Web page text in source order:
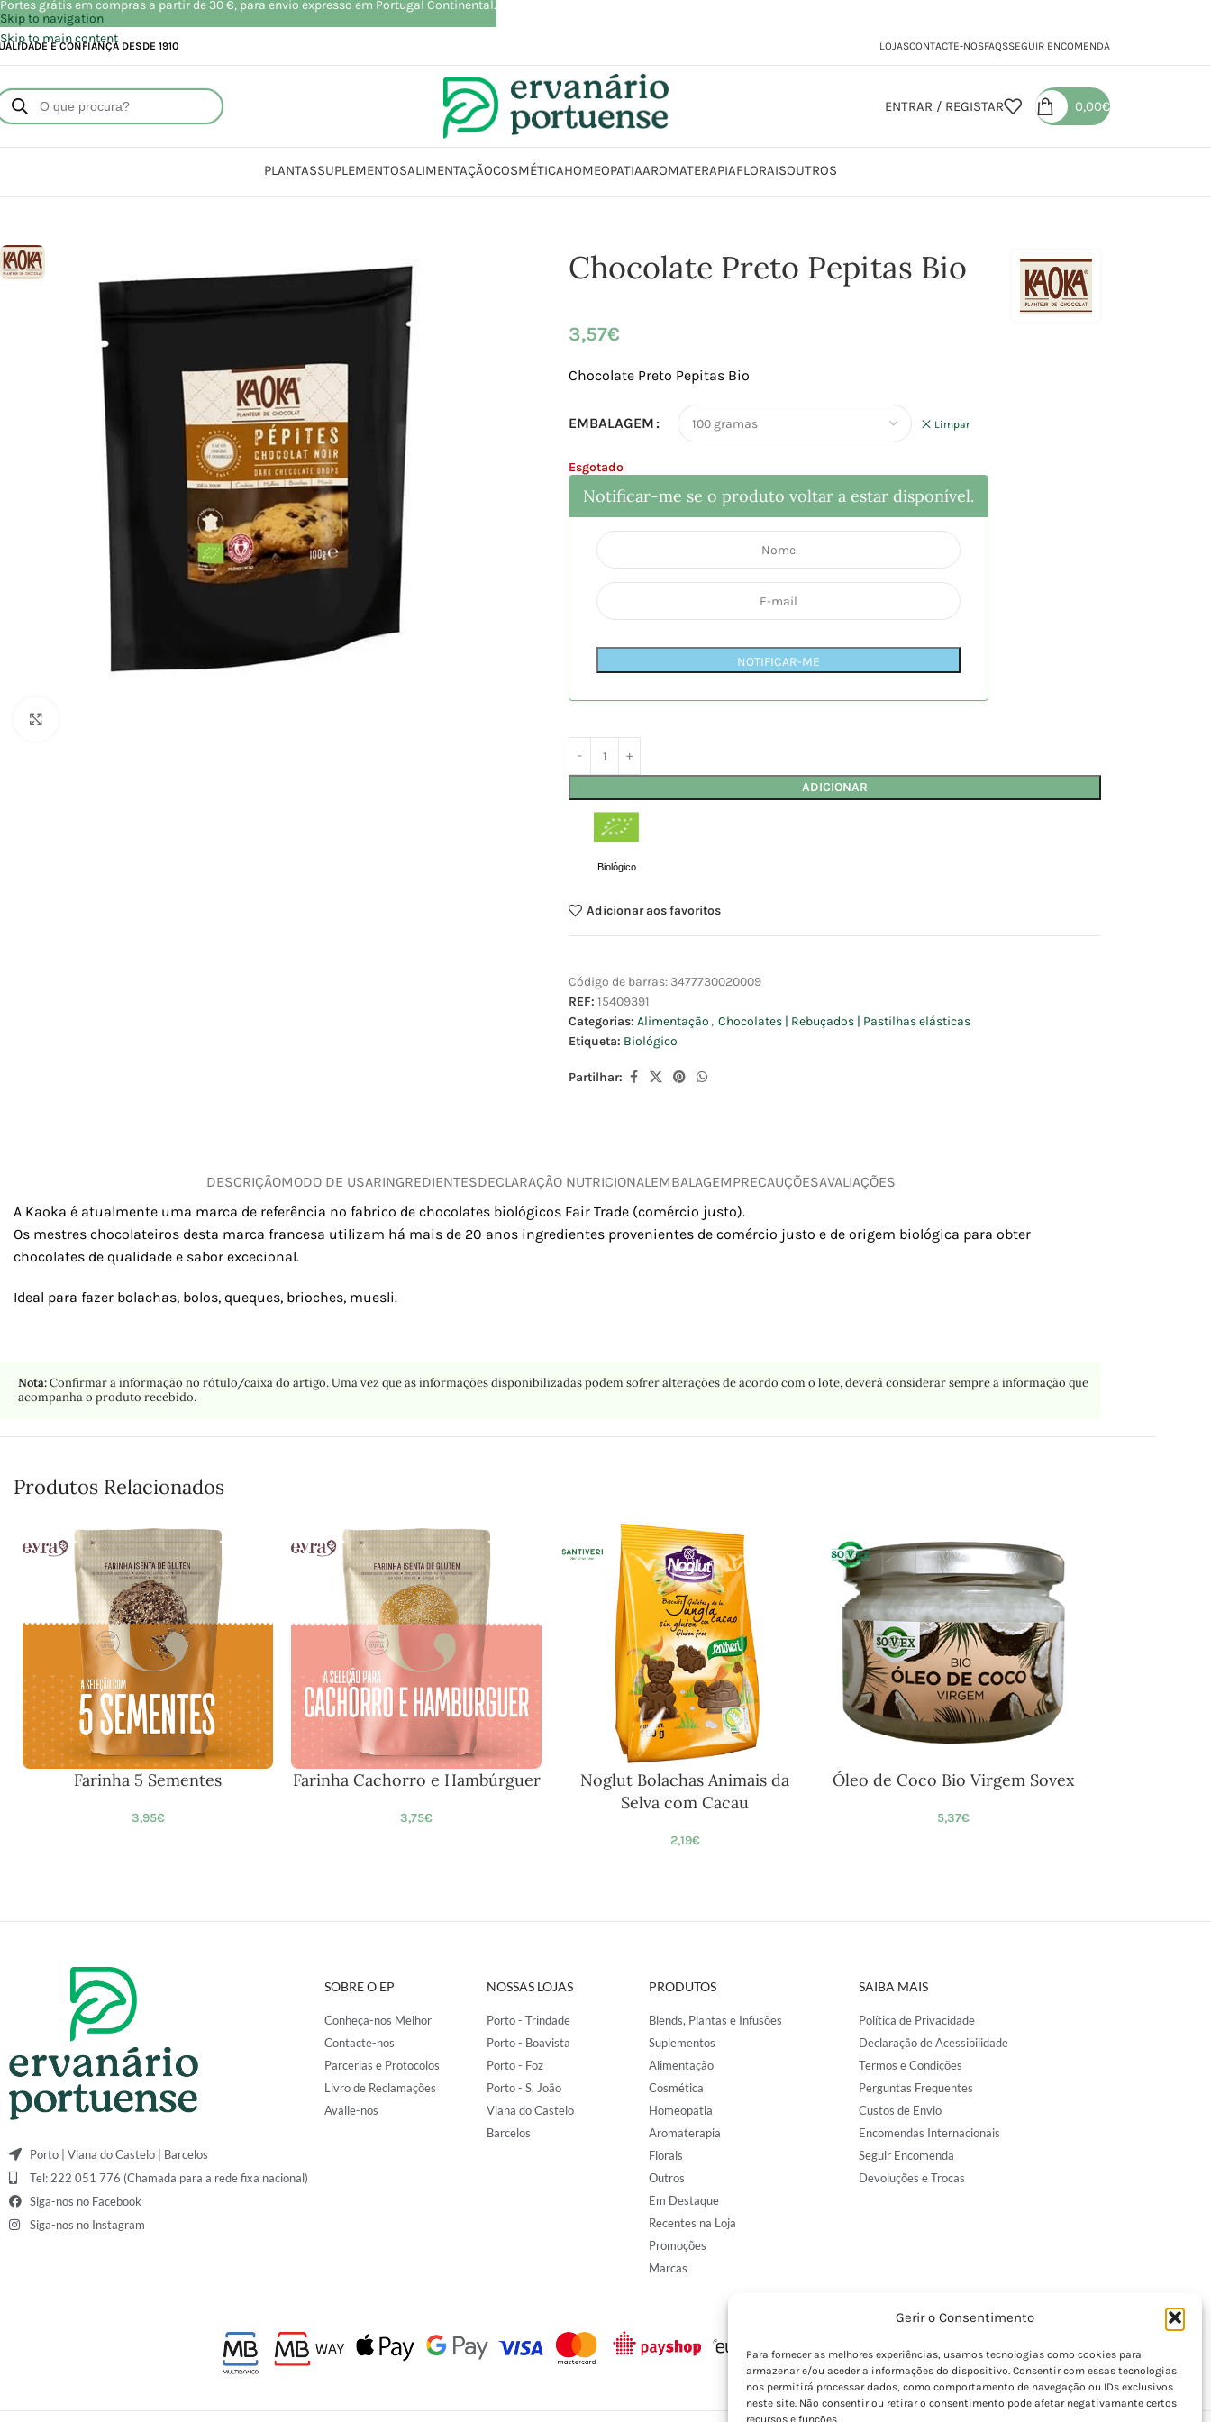
Gerir o Consentimento
Para fornecer as melhores experiências, usamos tecnologias como cookies para
armazenar e/ou aceder a informações do dispositivo. Consentir com essas tecnologias
nos permitirá processar dados, como comportamento de navegação ou IDs exclusivos
neste site. Não consentir ou retirar o consentimento pode afetar negativamante certos
recursos e funções.
Skip to navigation
Skip to main content
E CONFIANÇA DESDE 1910 LOJASCONTACTE-NOSFAQSSEGUIR ENCOMENDA
ENTRAR / REGISTAR 0,00€
PLANTASSUPLEMENTOSALIMENTAÇÃOCOSMÉTICAHOMEOPATIAAROMATERAPIAFLORAISOUTROS
Chocolate Preto Pepitas Bio
3,57€
Chocolate Preto Pepitas Bio
EMBALAGEM Limpar
Esgotado
Notificar-me se o produto voltar a estar disponível.
NOTIFICAR-ME
ADICIONAR
Biológico
Adicionar aos favoritos
Código de barras: 3477730020009
REF: 15409391
Categorias: Alimentação , Chocolates | Rebuçados | Pastilhas elásticas
Etiqueta: Biológico
Partilhar:
DESCRIÇÃOMODO DE USARINGREDIENTESDECLARAÇÃO NUTRICIONAL EMBALAGEMPRECAUÇÕESAVALIAÇÕES
A Kaoka é atualmente uma marca de referência no fabrico de chocolates biológicos Fair Trade (comércio justo).
Os mestres chocolateiros desta marca francesa utilizam há mais de 20 anos ingredientes provenientes de comércio justo e de origem biológica para obter
chocolates de qualidade e sabor excecional.
Ideal para fazer bolachas, bolos, queques, brioches, muesli.
Nota:Confirmar a informação no rótulo/caixa do artigo. Uma vez que as informações disponibilizadas podem sofrer alterações de acordo com o lote, deverá considerar sempre a informação que
acompanha o produto recebido.
Produtos Relacionados
Farinha 5 Sementes
3,95€
Farinha Cachorro e Hambúrguer
3,75€
Noglut Bolachas Animais da
Selva com Cacau
2,19€
Óleo de Coco Bio Virgem Sovex
5,37€
Porto | Viana do Castelo | Barcelos
Tel: 222 051 776 (Chamada para a rede fixa nacional)
Siga-nos no Facebook
Siga-nos no Instagram
SOBRE O EP
Conheça-nos Melhor
Contacte-nos
Parcerias e Protocolos
Livro de Reclamações
Avalie-nos
NOSSAS LOJAS
Porto - Trindade
Porto - Boavista
Porto - Foz
Porto - S. João
Viana do Castelo
Barcelos
PRODUTOS
Blends, Plantas e Infusões
Suplementos
Alimentação
Cosmética
Homeopatia
Aromaterapia
Florais
Outros
Em Destaque
Recentes na Loja
Promoções
Marcas
SAIBA MAIS
Política de Privacidade
Declaração de Acessibilidade
Termos e Condições
Perguntas Frequentes
Custos de Envio
Encomendas Internacionais
Seguir Encomenda
Devoluções e Trocas
Portes grátis em compras a partir de 30 €, para envio expresso em Portugal Continental.